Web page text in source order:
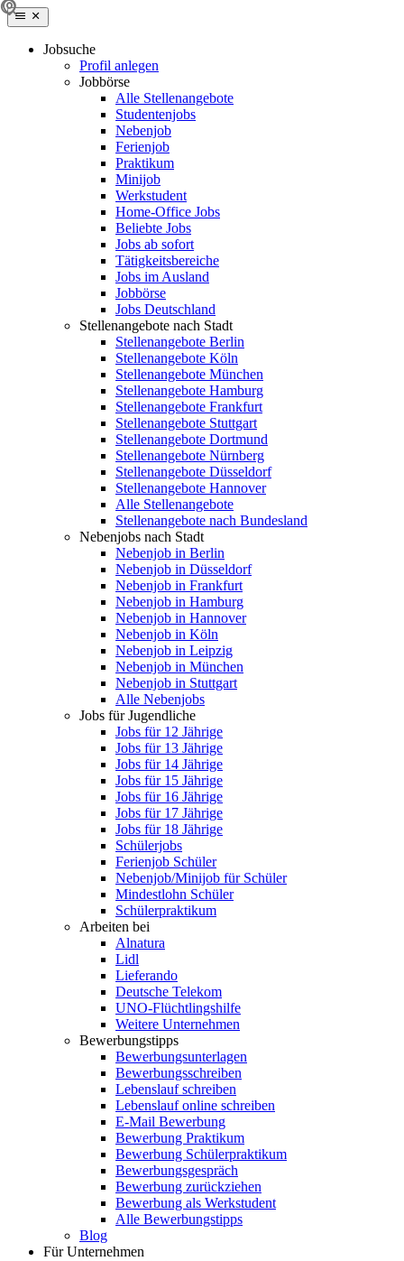
Jobsuche
Profil anlegen
Jobbörse
Alle Stellenangebote
Studentenjobs
Nebenjob
Ferienjob
Praktikum
Minijob
Werkstudent
Home-Office Jobs
Beliebte Jobs
Jobs ab sofort
Tätigkeitsbereiche
Jobs im Ausland
Jobbörse
Jobs Deutschland
Stellenangebote nach Stadt
Stellenangebote Berlin
Stellenangebote Köln
Stellenangebote München
Stellenangebote Hamburg
Stellenangebote Frankfurt
Stellenangebote Stuttgart
Stellenangebote Dortmund
Stellenangebote Nürnberg
Stellenangebote Düsseldorf
Stellenangebote Hannover
Alle Stellenangebote
Stellenangebote nach Bundesland
Nebenjobs nach Stadt
Nebenjob in Berlin
Nebenjob in Düsseldorf
Nebenjob in Frankfurt
Nebenjob in Hamburg
Nebenjob in Hannover
Nebenjob in Köln
Nebenjob in Leipzig
Nebenjob in München
Nebenjob in Stuttgart
Alle Nebenjobs
Jobs für Jugendliche
Jobs für 12 Jährige
Jobs für 13 Jährige
Jobs für 14 Jährige
Jobs für 15 Jährige
Jobs für 16 Jährige
Jobs für 17 Jährige
Jobs für 18 Jährige
Schülerjobs
Ferienjob Schüler
Nebenjob/Minijob für Schüler
Mindestlohn Schüler
Schülerpraktikum
Arbeiten bei
Alnatura
Lidl
Lieferando
Deutsche Telekom
UNO-Flüchtlingshilfe
Weitere Unternehmen
Bewerbungstipps
Bewerbungsunterlagen
Bewerbungsschreiben
Lebenslauf schreiben
Lebenslauf online schreiben
E-Mail Bewerbung
Bewerbung Praktikum
Bewerbung Schülerpraktikum
Bewerbungsgespräch
Bewerbung zurückziehen
Bewerbung als Werkstudent
Alle Bewerbungstipps
Blog
Für Unternehmen